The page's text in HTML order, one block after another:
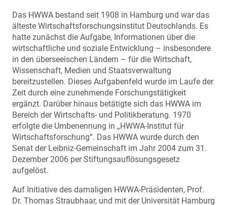
Das HWWA bestand seit 1908 in Hamburg und war das
älteste Wirtschaftsforschungsinstitut Deutschlands. Es
hatte zunächst die Aufgabe, Informationen über die
wirtschaftliche und soziale Entwicklung – insbesondere
in den überseeischen Ländern – für die Wirtschaft,
Wissenschaft, Medien und Staatsverwaltung
bereitzustellen. Dieses Aufgabenfeld wurde im Laufe der
Zeit durch eine zunehmende Forschungstätigkeit
ergänzt. Darüber hinaus betätigte sich das HWWA im
Bereich der Wirtschafts- und Politikberatung. 1970
erfolgte die Umbenennung in „HWWA-Institut für
Wirtschaftsforschung“. Das HWWA wurde durch den
Senat der Leibniz-Gemeinschaft im Jahr 2004 zum 31.
Dezember 2006 per Stiftungsauflösungsgesetz
aufgelöst.
Auf Initiative des damaligen HWWA-Präsidenten, Prof.
Dr. Thomas Straubhaar, und mit der Universität Hamburg